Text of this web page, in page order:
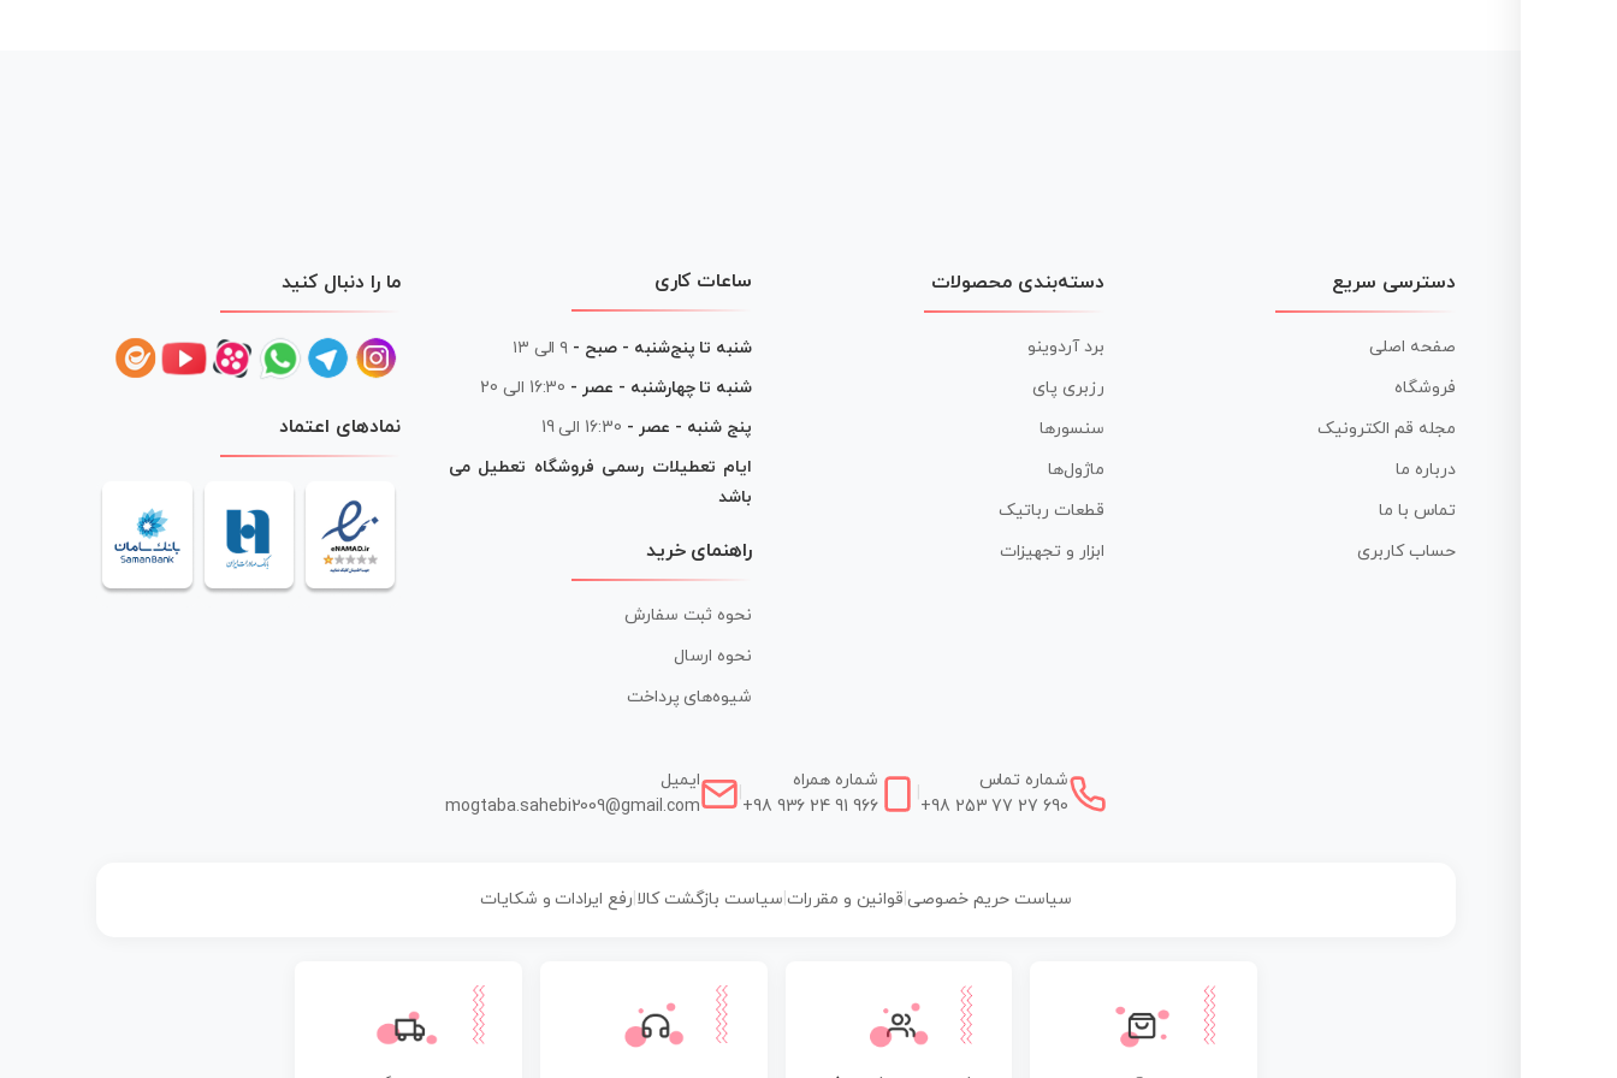
دسترسی سریع
صفحه اصلی
فروشگاه
مجله قم الکترونیک
درباره ما
تماس با ما
حساب کاربری
دسته‌بندی محصولات
برد آردوینو
رزبری پای
سنسورها
ماژول‌ها
قطعات رباتیک
ابزار و تجهیزات
ساعات کاری
شنبه تا پنج‌شنبه - صبح - ۹ الی ۱۳
شنبه تا چهارشنبه - عصر - 16:30 الی 20
پنج شنبه - عصر - 16:30 الی 19
ایام تعطیلات رسمی فروشگاه تعطیل می
باشد
راهنمای خرید
نحوه ثبت سفارش
نحوه ارسال
شیوه‌های پرداخت
ما را دنبال کنید
نمادهای اعتماد
شماره تماس
+98 253 77 27 690
شماره همراه
+98 936 24 91 966
ایمیل
mogtaba.sahebi2009@gmail.com
سیاست حریم خصوصی| قوانین و مقررات سیاست بازگشت کالا رفع ایرادات و شکایات